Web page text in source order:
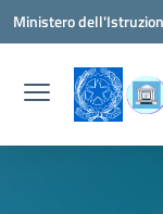
Vai ai contenuti
Vai al menu di
Vai al footer
Ministero